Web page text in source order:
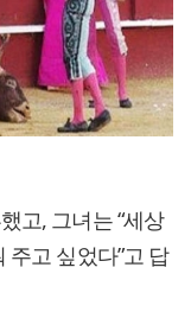
고, 그녀는 “세상
고 싶었다”고 답